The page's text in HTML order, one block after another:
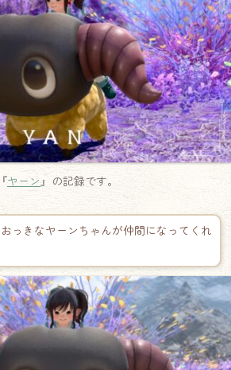
ヤーン』の記録です。
っきなヤーンちゃんが仲間になってくれ